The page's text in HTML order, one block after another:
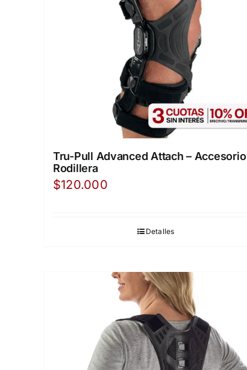
Tru-Pull Advanced Attach – Accesorio
Rodillera
$120.000
Detalles